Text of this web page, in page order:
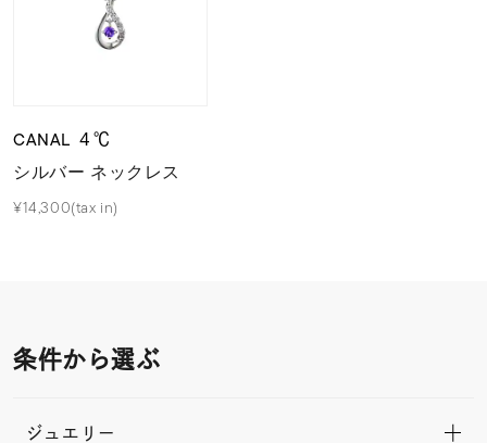
CANAL ４℃
シルバー ネックレス
¥14,300(tax in)
条件から選ぶ
ジュエリー